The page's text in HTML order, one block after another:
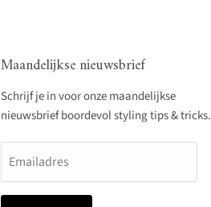
Maandelijkse nieuwsbrief
Schrijf je in voor onze maandelijkse
nieuwsbrief boordevol styling tips & tricks.
Emailadres